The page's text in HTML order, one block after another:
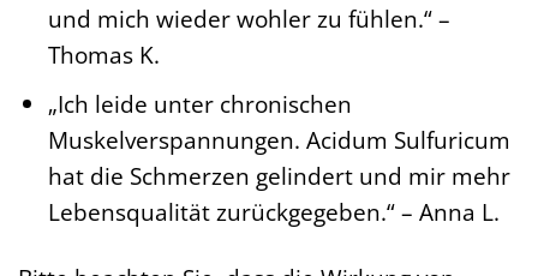
und mich wieder wohler zu fühlen.“ –
Thomas K.
„Ich leide unter chronischen
Muskelverspannungen. Acidum Sulfuricum
hat die Schmerzen gelindert und mir mehr
Lebensqualität zurückgegeben.“ – Anna L.